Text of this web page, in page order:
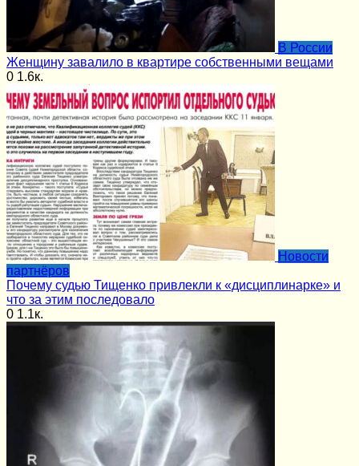
В России
Женщину завалило в квартире собственными вещами
0 1.6к.
Новости
партнёров
Почему судью Тищенко привлекли к «дисциплинарке» и
что за этим последовало
0 1.1к.